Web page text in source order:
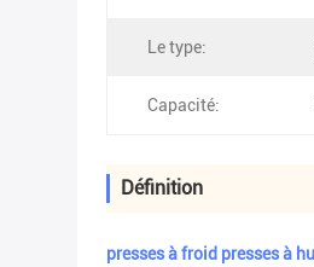
Le type:
Capacité:
Définition
presses à froid presses à